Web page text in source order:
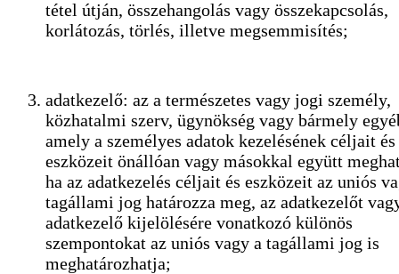
tétel útján, összehangolás vagy összekapcsolás,
korlátozás, törlés, illetve megsemmisítés;
adatkezelő: az a természetes vagy jogi személy,
közhatalmi szerv, ügynökség vagy bármely
amely a személyes adatok kezelésének céljait és
eszközeit önállóan vagy másokkal együtt
ha az adatkezelés céljait és eszközeit az uniós
tagállami jog határozza meg, az adatkezelőt
adatkezelő kijelölésére vonatkozó különös
szempontokat az uniós vagy a tagállami jog is
meghatározhatja;